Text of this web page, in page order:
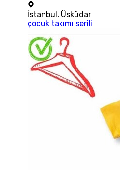
İstanbul, Üsküdar
çocuk takımı serili